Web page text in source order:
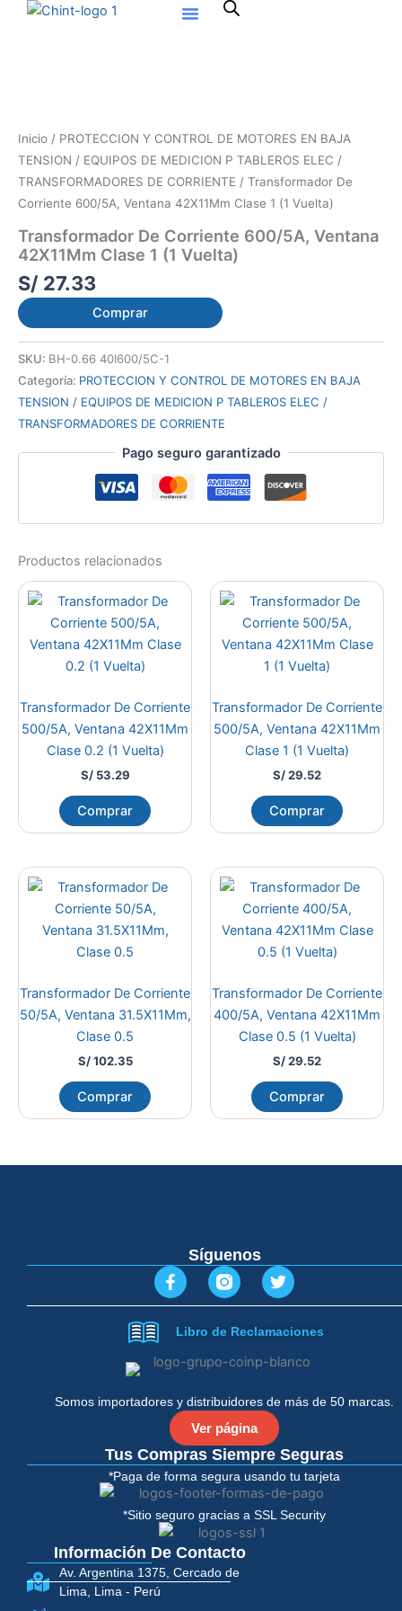
Inicio / PROTECCION Y CONTROL DE MOTORES EN BAJA
TENSION / EQUIPOS DE MEDICION P TABLEROS ELEC /
TRANSFORMADORES DE CORRIENTE / Transformador De
Corriente 600/5A, Ventana 42X11Mm Clase 1 (1 Vuelta)
Transformador De Corriente 600/5A, Ventana
42X11Mm Clase 1 (1 Vuelta)
S/ 27.33
Comprar
SKU: BH-0.66 40Ⅰ600/5C-1
Categoría: PROTECCION Y CONTROL DE MOTORES EN BAJA
TENSION / EQUIPOS DE MEDICION P TABLEROS ELEC /
TRANSFORMADORES DE CORRIENTE
Pago seguro garantizado
Productos relacionados
Transformador De Corriente
500/5A, Ventana 42X11Mm
Clase 0.2 (1 Vuelta)
S/53.29
Comprar
Transformador De Corriente
500/5A, Ventana 42X11Mm
Clase 1 (1 Vuelta)
S/29.52
Comprar
Transformador De Corriente
50/5A, Ventana 31.5X11Mm,
Clase 0.5
S/102.35
Comprar
Transformador De Corriente
400/5A, Ventana 42X11Mm
Clase 0.5 (1 Vuelta)
S/29.52
Comprar
Somos importadores y distribuidores de más de 50 marcas.
Ver página
Tus Compras Siempre Seguras
*Paga de forma segura usando tu tarjeta
*Sitio seguro gracias a SSL Security
Información De Contacto
Av. Argentina 1375, Cercado de
Lima, Lima - Perú
Síguenos
F
a
c
b
o
-
f
T
w
i
t
e
r
Libro de Reclamaciones